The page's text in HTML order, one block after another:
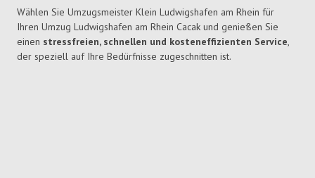
Wählen Sie Umzugsmeister Klein Ludwigshafen am Rhein für
Ihren Umzug Ludwigshafen am Rhein Cacak und genießen Sie
einen stressfreien, schnellen und kosteneffizienten Service,
der speziell auf Ihre Bedürfnisse zugeschnitten ist.